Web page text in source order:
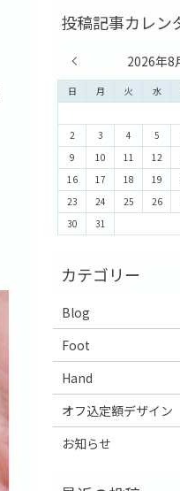
2026年8
日 月 火 水
2
3 4 5
9
10 11 12
16
17 18 19
23
24 25 26
30
31
Blog
Foot
Hand
オフ込定額デザイン
お知らせ